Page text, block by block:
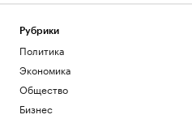
Рубрики
Политика
Экономика
Общество
Бизнес